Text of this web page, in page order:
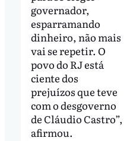
governador,
esparramando
dinheiro, não mais
vai se repetir. O
povo do RJ está
ciente dos
prejuízos que teve
com o desgoverno
de Cláudio Castro”,
afirmou.